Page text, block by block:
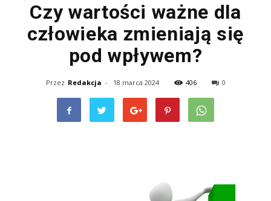
Czy wartości ważne dla
człowieka zmieniają się
pod wpływem?
Przez Redakcja - 18 marca 2024 406 0